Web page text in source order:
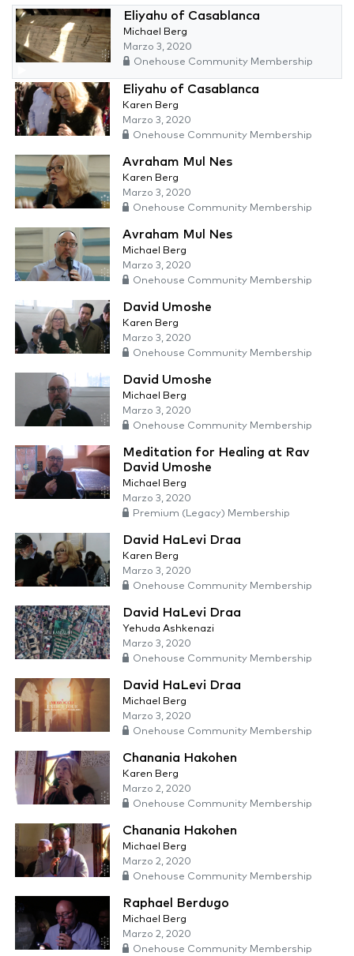
Eliyahu of Casablanca
Michael Berg
Marzo 3, 2020
Onehouse Community Membership
Eliyahu of Casablanca
Karen Berg
Marzo 3, 2020
Onehouse Community Membership
Avraham Mul Nes
Karen Berg
Marzo 3, 2020
Onehouse Community Membership
Avraham Mul Nes
Michael Berg
Marzo 3, 2020
Onehouse Community Membership
David Umoshe
Karen Berg
Marzo 3, 2020
Onehouse Community Membership
David Umoshe
Michael Berg
Marzo 3, 2020
Onehouse Community Membership
Meditation for Healing at Rav
David Umoshe
Michael Berg
Marzo 3, 2020
Premium (Legacy) Membership
David HaLevi Draa
Karen Berg
Marzo 3, 2020
Onehouse Community Membership
David HaLevi Draa
Yehuda Ashkenazi
Marzo 3, 2020
Onehouse Community Membership
David HaLevi Draa
Michael Berg
Marzo 3, 2020
Onehouse Community Membership
Chanania Hakohen
Karen Berg
Marzo 2, 2020
Onehouse Community Membership
Chanania Hakohen
Michael Berg
Marzo 2, 2020
Onehouse Community Membership
Raphael Berdugo
Michael Berg
Marzo 2, 2020
Onehouse Community Membership